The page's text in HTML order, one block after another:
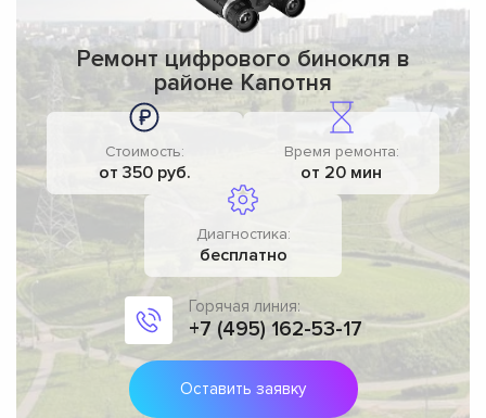
Ремонт цифрового бинокля в
районе Капотня
Стоимость:
от 350 руб.
Время ремонта:
от 20 мин
Диагностика:
бесплатно
Горячая линия:
+7 (495) 162-53-17
Оставить заявку